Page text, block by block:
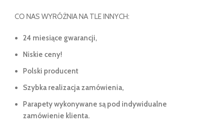
CO NAS WYRÓŻNIA NA TLE INNYCH:
24 miesiące gwarancji,
Niskie ceny!
Polski producent
Szybka realizacja zamówienia,
Parapety wykonywane są pod indywidualne
zamówienie klienta.